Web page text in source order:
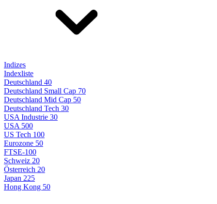
Indizes
Indexliste
Deutschland 40
Deutschland Small Cap 70
Deutschland Mid Cap 50
Deutschland Tech 30
USA Industrie 30
USA 500
US Tech 100
Eurozone 50
FTSE-100
Schweiz 20
Österreich 20
Japan 225
Hong Kong 50